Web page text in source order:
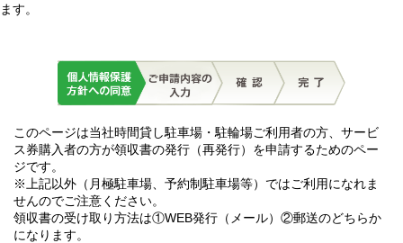
ます。
このページは当社時間貸し駐車場・駐輪場ご利用者の方、サービ
ス券購入者の方が領収書の発行（再発行）を申請するためのペー
ジです。
※上記以外（月極駐車場、予約制駐車場等）ではご利用になれま
せんのでご注意ください。
領収書の受け取り方法は①WEB発行（メール）②郵送のどちらか
になります。